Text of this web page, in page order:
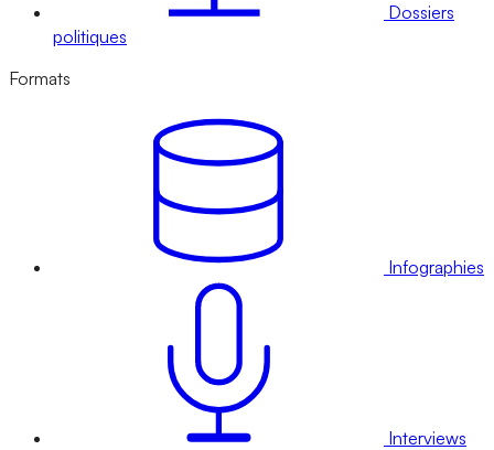
Dossiers
politiques
Formats
Infographies
Interviews